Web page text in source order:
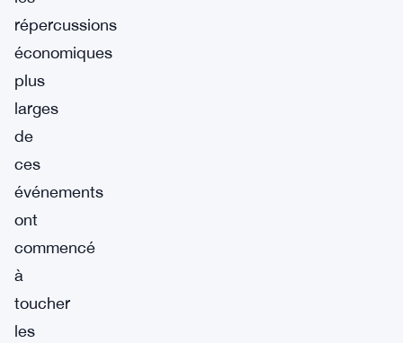
répercussions
économiques
plus
larges
de
ces
événements
ont
commencé
à
toucher
les